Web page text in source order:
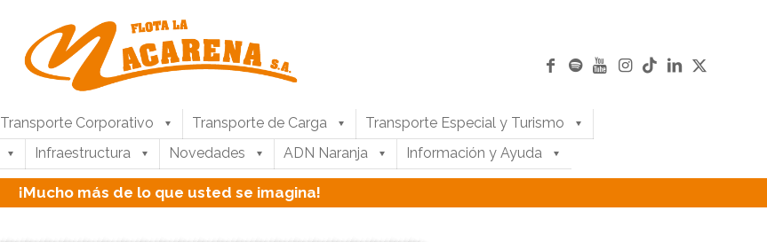
Transporte Corporativo Transporte de Carga
Transporte Especial y Turismo
Infraestructura Novedades ADN Naranja Información y Ayuda
¡Mucho más de lo que usted se imagina!